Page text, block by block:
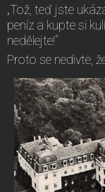
„Tož, teď jste
peníz a kupte si
nedělejte!“
Proto se nedivte,